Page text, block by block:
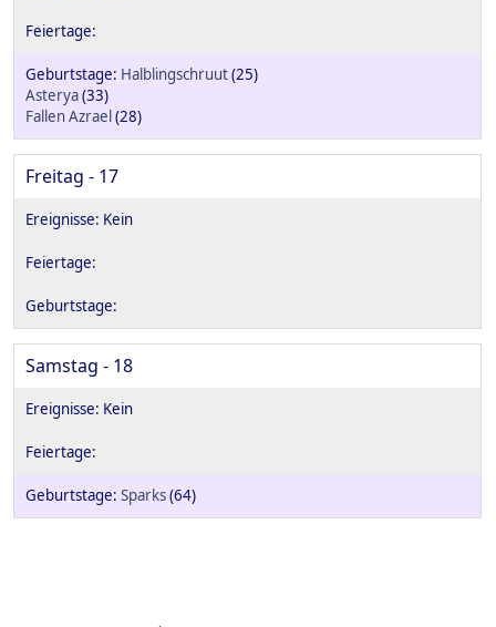
Halblingschruut(25)
Asterya(33)
Fallen Azrael(28)
Freitag - 17
Samstag - 18
Sparks(64)